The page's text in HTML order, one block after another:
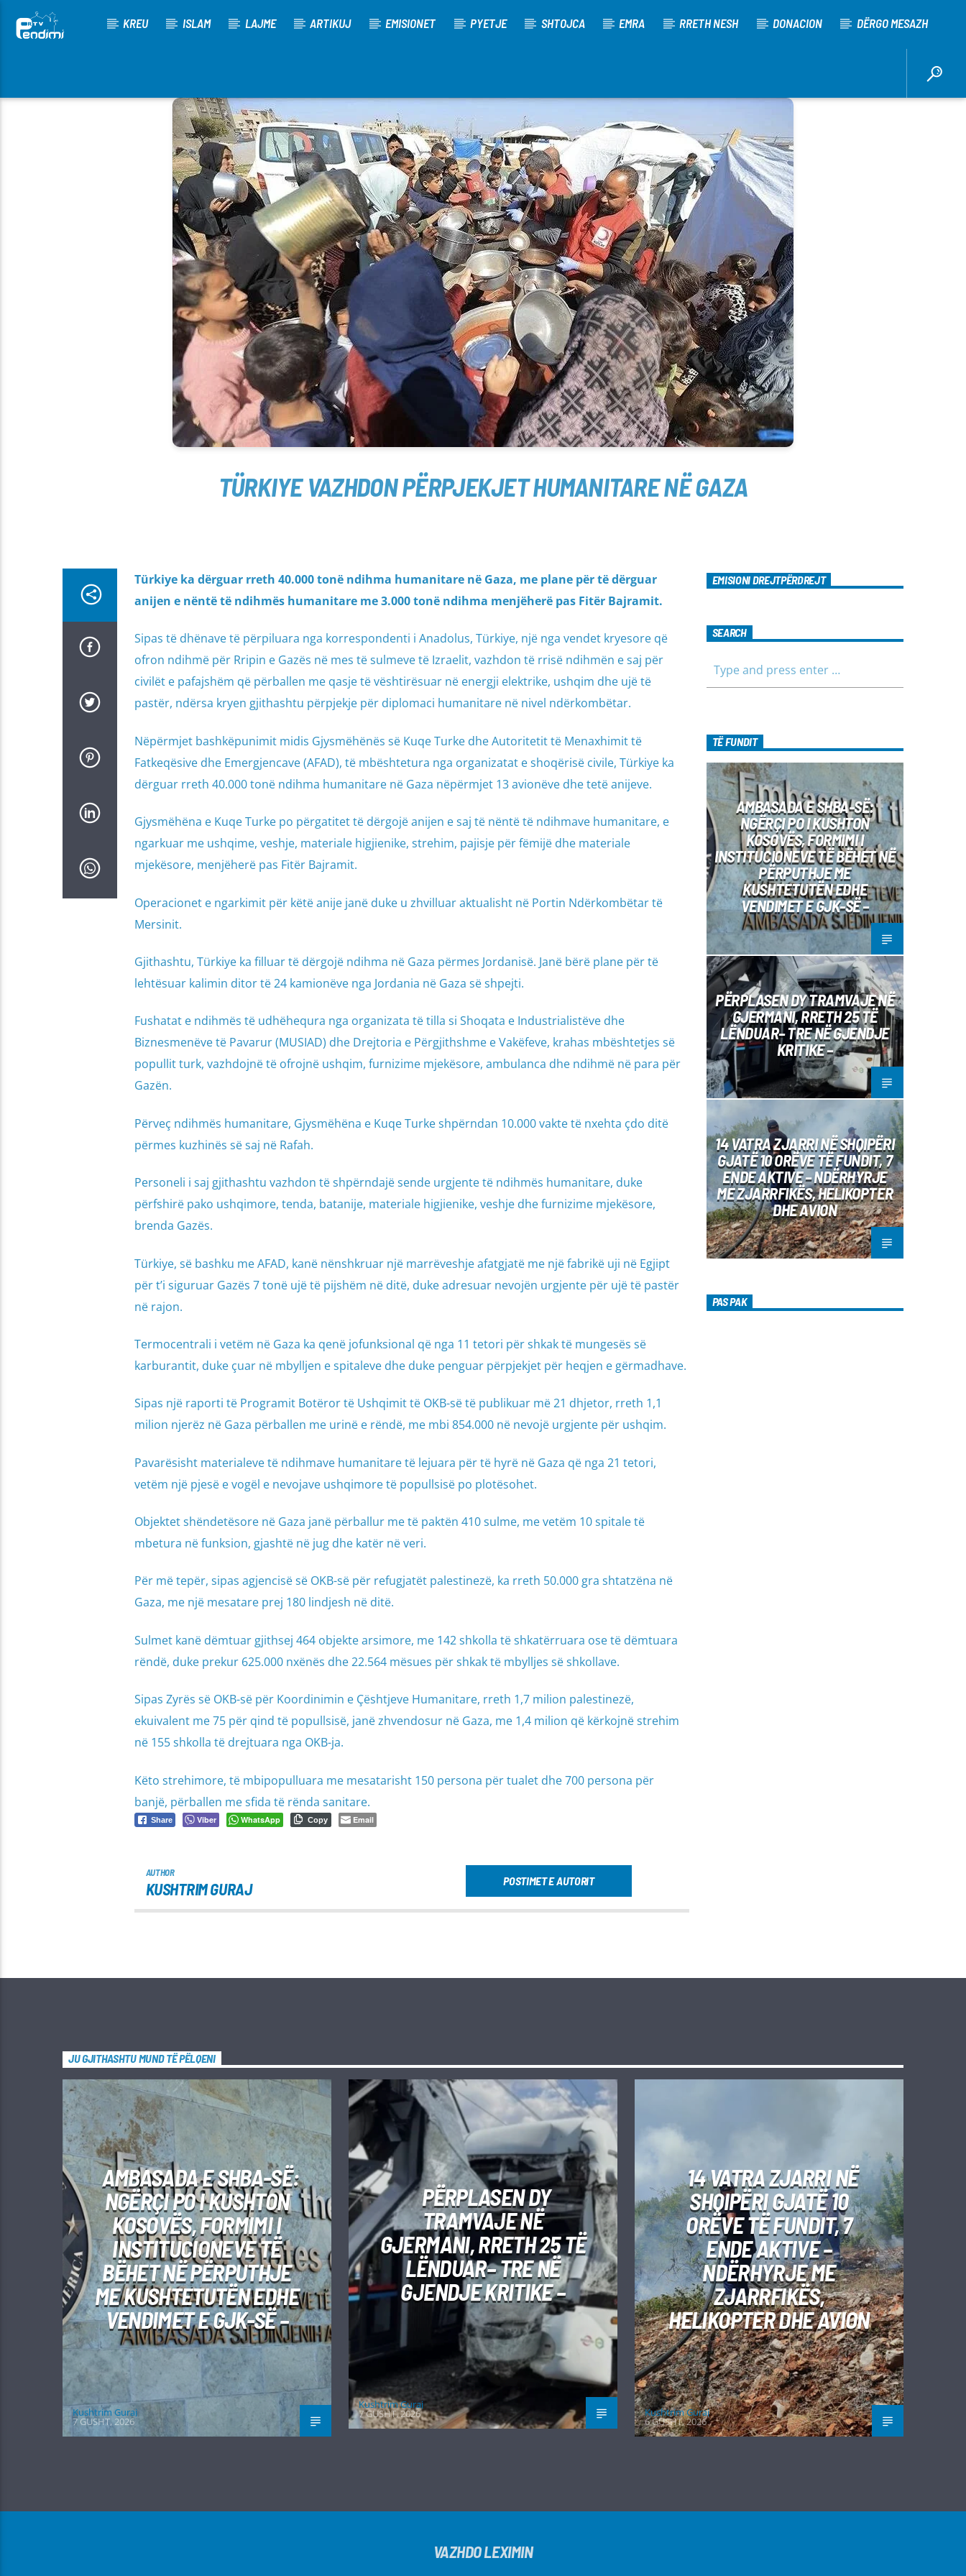
KREU ISLAM LAJME ARTIKUJ EMISIONET PYETJE SHTOJCA EMRA RRETH NESH DONACION DËRGO MESAZH
[There are no radio stations in the database]
TÜRKIYE VAZHDON PËRPJEKJET HUMANITARE NË GAZA
Türkiye ka dërguar rreth 40.000 tonë ndihma humanitare në Gaza, me plane për të dërguar
anijen e nëntë të ndihmës humanitare me 3.000 tonë ndihma menjëherë pas Fitër Bajramit.
Sipas të dhënave të përpiluara nga korrespondenti i Anadolus, Türkiye, një nga vendet kryesore që
ofron ndihmë për Rripin e Gazës në mes të sulmeve të Izraelit, vazhdon të rrisë ndihmën e saj për
civilët e pafajshëm që përballen me qasje të vështirësuar në energji elektrike, ushqim dhe ujë të
pastër, ndërsa kryen gjithashtu përpjekje për diplomaci humanitare në nivel ndërkombëtar.
Nëpërmjet bashkëpunimit midis Gjysmëhënës së Kuqe Turke dhe Autoritetit të Menaxhimit të
Fatkeqësive dhe Emergjencave (AFAD), të mbështetura nga organizatat e shoqërisë civile, Türkiye ka
dërguar rreth 40.000 tonë ndihma humanitare në Gaza nëpërmjet 13 avionëve dhe tetë anijeve.
Gjysmëhëna e Kuqe Turke po përgatitet të dërgojë anijen e saj të nëntë të ndihmave humanitare, e
ngarkuar me ushqime, veshje, materiale higjienike, strehim, pajisje për fëmijë dhe materiale
mjekësore, menjëherë pas Fitër Bajramit.
Operacionet e ngarkimit për këtë anije janë duke u zhvilluar aktualisht në Portin Ndërkombëtar të
Mersinit.
Gjithashtu, Türkiye ka filluar të dërgojë ndihma në Gaza përmes Jordanisë. Janë bërë plane për të
lehtësuar kalimin ditor të 24 kamionëve nga Jordania në Gaza së shpejti.
Fushatat e ndihmës të udhëhequra nga organizata të tilla si Shoqata e Industrialistëve dhe
Biznesmenëve të Pavarur (MUSIAD) dhe Drejtoria e Përgjithshme e Vakëfeve, krahas mbështetjes së
popullit turk, vazhdojnë të ofrojnë ushqim, furnizime mjekësore, ambulanca dhe ndihmë në para për
Gazën.
Përveç ndihmës humanitare, Gjysmëhëna e Kuqe Turke shpërndan 10.000 vakte të nxehta çdo ditë
përmes kuzhinës së saj në Rafah.
Personeli i saj gjithashtu vazhdon të shpërndajë sende urgjente të ndihmës humanitare, duke
përfshirë pako ushqimore, tenda, batanije, materiale higjienike, veshje dhe furnizime mjekësore,
brenda Gazës.
Türkiye, së bashku me AFAD, kanë nënshkruar një marrëveshje afatgjatë me një fabrikë uji në Egjipt
për t’i siguruar Gazës 7 tonë ujë të pijshëm në ditë, duke adresuar nevojën urgjente për ujë të pastër
në rajon.
Termocentrali i vetëm në Gaza ka qenë jofunksional që nga 11 tetori për shkak të mungesës së
karburantit, duke çuar në mbylljen e spitaleve dhe duke penguar përpjekjet për heqjen e gërmadhave.
Sipas një raporti të Programit Botëror të Ushqimit të OKB-së të publikuar më 21 dhjetor, rreth 1,1
milion njerëz në Gaza përballen me urinë e rëndë, me mbi 854.000 në nevojë urgjente për ushqim.
Pavarësisht materialeve të ndihmave humanitare të lejuara për të hyrë në Gaza që nga 21 tetori,
vetëm një pjesë e vogël e nevojave ushqimore të popullsisë po plotësohet.
Objektet shëndetësore në Gaza janë përballur me të paktën 410 sulme, me vetëm 10 spitale të
mbetura në funksion, gjashtë në jug dhe katër në veri.
Për më tepër, sipas agjencisë së OKB-së për refugjatët palestinezë, ka rreth 50.000 gra shtatzëna në
Gaza, me një mesatare prej 180 lindjesh në ditë.
Sulmet kanë dëmtuar gjithsej 464 objekte arsimore, me 142 shkolla të shkatërruara ose të dëmtuara
rëndë, duke prekur 625.000 nxënës dhe 22.564 mësues për shkak të mbylljes së shkollave.
Sipas Zyrës së OKB-së për Koordinimin e Çështjeve Humanitare, rreth 1,7 milion palestinezë,
ekuivalent me 75 për qind të popullsisë, janë zhvendosur në Gaza, me 1,4 milion që kërkojnë strehim
në 155 shkolla të drejtuara nga OKB-ja.
Këto strehimore, të mbipopulluara me mesatarisht 150 persona për tualet dhe 700 persona për
banjë, përballen me sfida të rënda sanitare.
Share Viber WhatsApp Copy Email
AUTHOR
KUSHTRIM GURAJ POSTIMET E AUTORIT
EMISIONI DREJTPËRDREJT
SEARCH
TË FUNDIT
AMBASADA E SHBA-SË:
NGËRÇI PO I KUSHTON
KOSOVËS, FORMIMI I
INSTITUCIONEVE TË BËHET NË
PËRPUTHJE ME
KUSHTETUTËN EDHE
VENDIMET E GJK-SË –
PËRPLASEN DY TRAMVAJE NË
GJERMANI, RRETH 25 TË
LËNDUAR– TRE NË GJENDJE
KRITIKE –
14 VATRA ZJARRI NË SHQIPËRI
GJATË 10 ORËVE TË FUNDIT, 7
ENDE AKTIVE – NDËRHYRJE
ME ZJARRFIKËS, HELIKOPTER
DHE AVION
PAS PAK
JU GJITHASHTU MUND TË PËLQENI
AMBASADA E SHBA-SË:
NGËRÇI PO I KUSHTON
KOSOVËS, FORMIMI I
INSTITUCIONEVE TË
BËHET NË PËRPUTHJE
ME KUSHTETUTËN EDHE
VENDIMET E GJK-SË –
Kushtrim Guraj
7 GUSHT, 2026
PËRPLASEN DY
TRAMVAJE NË
GJERMANI, RRETH 25 TË
LËNDUAR– TRE NË
GJENDJE KRITIKE –
Kushtrim Guraj
7 GUSHT, 2026
14 VATRA ZJARRI NË
SHQIPËRI GJATË 10
ORËVE TË FUNDIT, 7
ENDE AKTIVE –
NDËRHYRJE ME
ZJARRFIKËS,
HELIKOPTER DHE AVION
Kushtrim Guraj
6 GUSHT, 2026
VAZHDO LEXIMIN